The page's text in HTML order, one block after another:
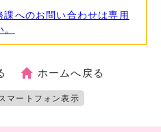
へのお問い合わせは専用
ホームへ戻る
スマートフォン表示